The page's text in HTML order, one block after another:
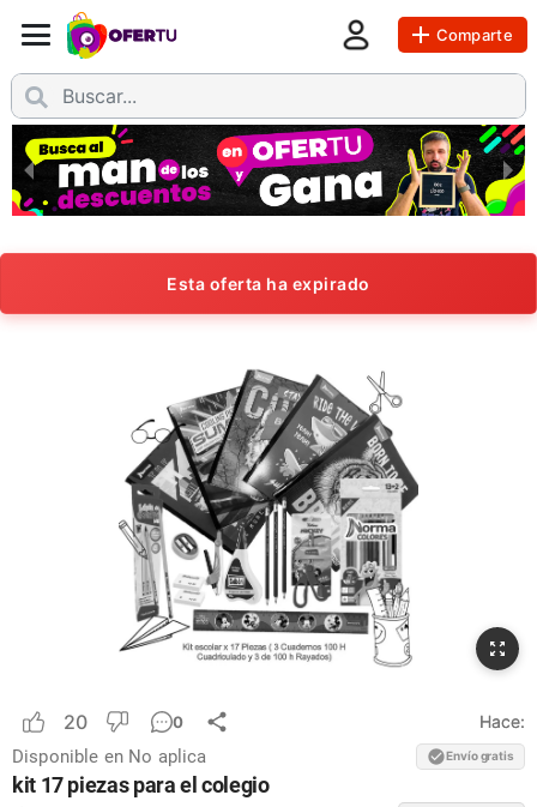
Comparte
Esta oferta ha expirado
20 0 Hace:
Disponible en No aplica Envío gratis
kit 17 piezas para el colegio